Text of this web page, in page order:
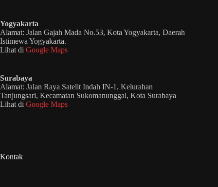
Yogyakarta
Alamat: Jalan Gajah Mada No.53, Kota Yogyakarta, Daerah
Istimewa Yogyakarta.
Lihat di Google Maps
Surabaya
Alamat: Jalan Raya Satelit Indah IN-1, Kelurahan
Tanjungsari, Kecamatan Sukomanunggal, Kota Surabaya
Lihat di Google Maps
Kontak